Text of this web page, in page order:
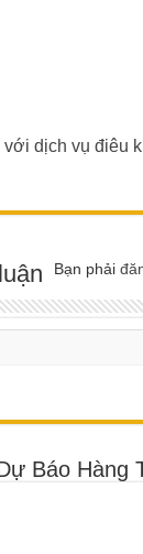
với dịch vụ điêu
Bạn phải
Báo Hàng